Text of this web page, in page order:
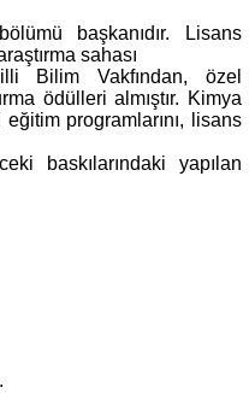
başkanıdır. Lisans
sahası
Bilim Vakfından, özel
ödülleri almıştır. Kimya
programlarını, lisans
baskılarındaki yapılan